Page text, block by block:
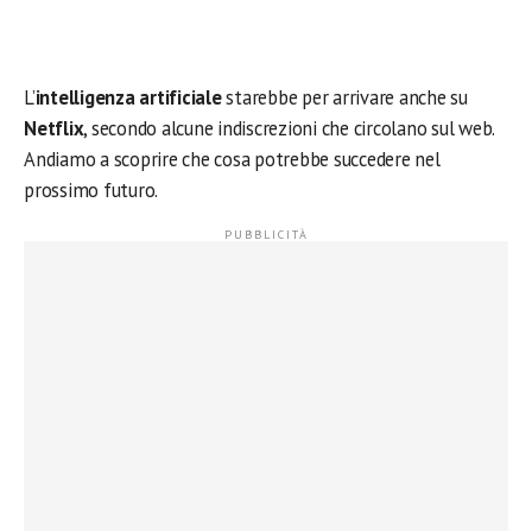
L’intelligenza artificialestarebbe per arrivare anche su
Netflix, secondo alcune indiscrezioni che circolano sul web.
Andiamo a scoprire che cosa potrebbe succedere nel
prossimo futuro.